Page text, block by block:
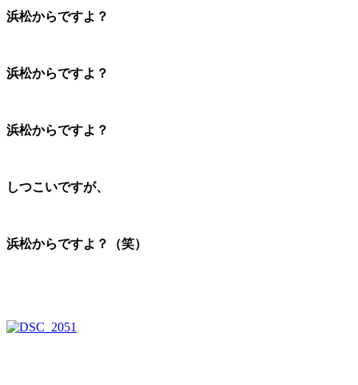
浜松からですよ？
浜松からですよ？
浜松からですよ？
しつこいですが、
浜松からですよ？（笑）